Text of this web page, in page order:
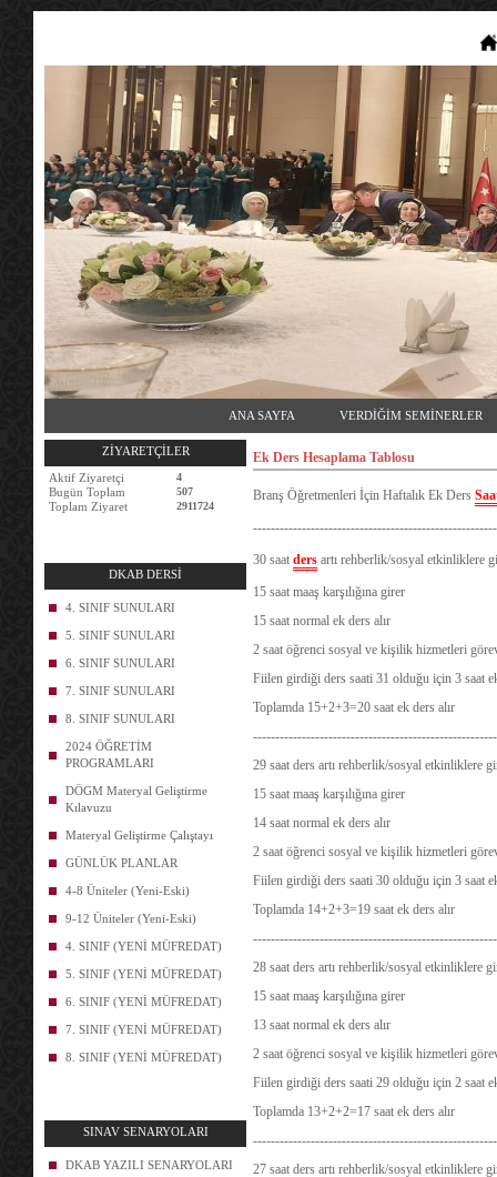
ANA SAYFA VERDİĞİM SEMİNERLER
ZİYARETÇİLER
Aktif Ziyaretçi
4
Bugün Toplam 507
Toplam Ziyaret 2911724
DKAB DERSİ
4. SINIF SUNULARI
5. SINIF SUNULARI
6. SINIF SUNULARI
7. SINIF SUNULARI
8. SINIF SUNULARI
2024 ÖĞRETİM
PROGRAMLARI
DÖGM Materyal Geliştirme
Kılavuzu
Materyal Geliştirme Çalıştayı
GÜNLÜK PLANLAR
4-8 Üniteler (Yeni-Eski)
9-12 Üniteler (Yeni-Eski)
4. SINIF (YENİ MÜFREDAT)
5. SINIF (YENİ MÜFREDAT)
6. SINIF (YENİ MÜFREDAT)
7. SINIF (YENİ MÜFREDAT)
8. SINIF (YENİ MÜFREDAT)
SINAV SENARYOLARI
DKAB YAZILI SENARYOLARI
Ek Ders Hesaplama Tablosu
Branş Öğretmenleri İçin Haftalık Ek Ders
30 saat ders artı rehberlik/sosyal etkinliklere
15 saat maaş karşılığına girer
15 saat normal ek ders alır
2 saat öğrenci sosyal ve kişilik hizmetleri
Fiilen girdiği ders saati 31 olduğu için 3 saat
Toplamda 15+2+3=20 saat ek ders alır
29 saat ders artı rehberlik/sosyal etkinliklere
15 saat maaş karşılığına girer
14 saat normal ek ders alır
2 saat öğrenci sosyal ve kişilik hizmetleri
Fiilen girdiği ders saati 30 olduğu için 3 saat
Toplamda 14+2+3=19 saat ek ders alır
28 saat ders artı rehberlik/sosyal etkinliklere
15 saat maaş karşılığına girer
13 saat normal ek ders alır
2 saat öğrenci sosyal ve kişilik hizmetleri
Fiilen girdiği ders saati 29 olduğu için 2 saat
Toplamda 13+2+2=17 saat ek ders alır
27 saat ders artı rehberlik/sosyal etkinliklere